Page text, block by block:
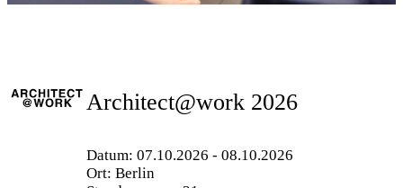
Architect@work 2026
Datum: 07.10.2026 - 08.10.2026
Ort: Berlin